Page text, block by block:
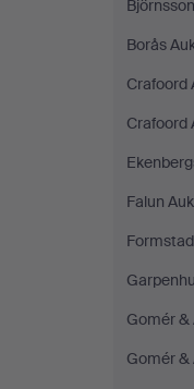
Borås
Crafoord
Crafoord
Falun
Gomér &
Gomér &